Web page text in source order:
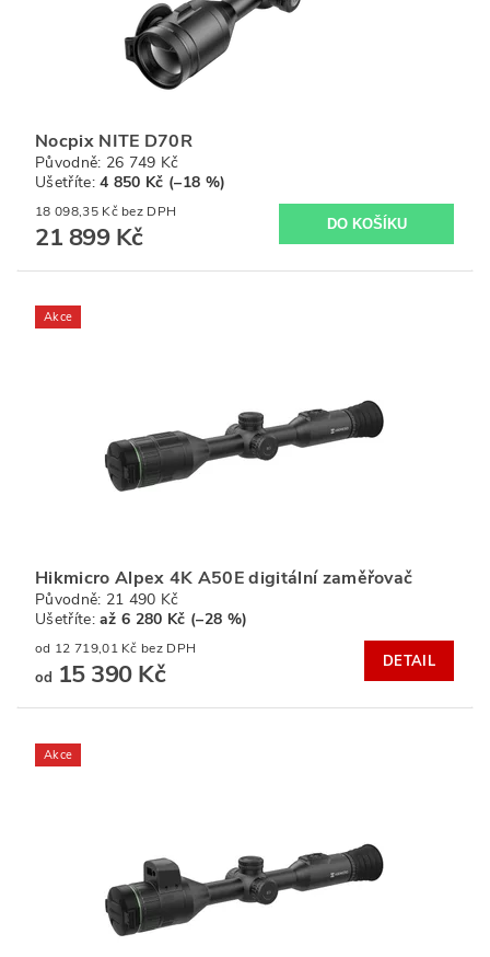
Nocpix NITE D70R
Původně: 26 749 Kč
Ušetříte:4 850 Kč (–18 %)
18 098,35 Kč bez DPH
21 899 Kč
Akce
Hikmicro Alpex 4K A50E digitální zaměřovač
Původně: 21 490 Kč
Ušetříte:až 6 280 Kč (–28 %)
od 12 719,01 Kč bez DPH
od 15 390 Kč DETAIL
Akce